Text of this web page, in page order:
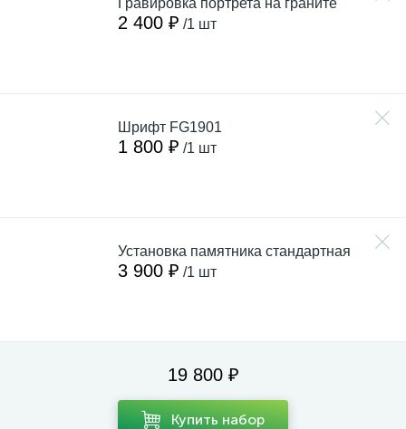
Гравировка портрета на граните
2 400 ₽ /1 шт
Шрифт FG1901
1 800 ₽ /1 шт
Установка памятника стандартная
3 900 ₽ /1 шт
19 800 ₽
Купить набор